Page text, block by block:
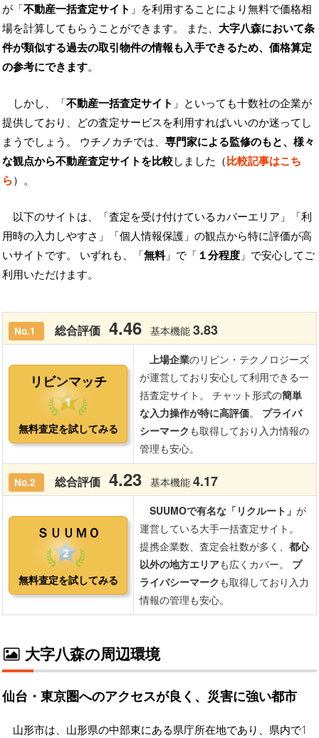
が「不動産一括査定サイト 」を利用することにより無料で価格相
場を計算してもらうことができます。 また、 大字八森において条
件が類似する過去の取引物件の情報も入手できるため、価格算定
の参考にできます。
しかし、「不動産一括査定サイト 」といっても十数社の企業が
提供しており、どの査定サービスを利用すればいいのか迷ってし
まうでしょう。 ウチノカチでは、 専門家による監修のもと、様々
な観点から不動産査定サイトを比較しました（比較記事はこち
ら）。
以下のサイトは、「査定を受け付けているカバーエリア」「利
用時の入力しやすさ」「個人情報保護」の観点から特に評価が高
いサイトです。 いずれも、「無料」で「 １分程度 」で安心してご
利用いただけます。
大字八森の周辺環境
仙台・東京圏へのアクセスが良く、災害に強い都市
山形市は、山形県の中部東にある県庁所在地であり、県内で1